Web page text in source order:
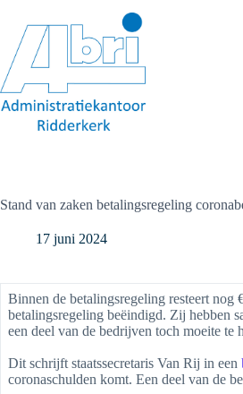
inhoud
Stand van zaken betalingsregeling
17 juni 2024
Binnen de betalingsregeling resteert
betalingsregeling beëindigd. Zij hebben
een deel van de bedrijven toch moeite
Dit schrijft staatssecretaris Van Rij in een
coronaschulden komt. Een deel van de